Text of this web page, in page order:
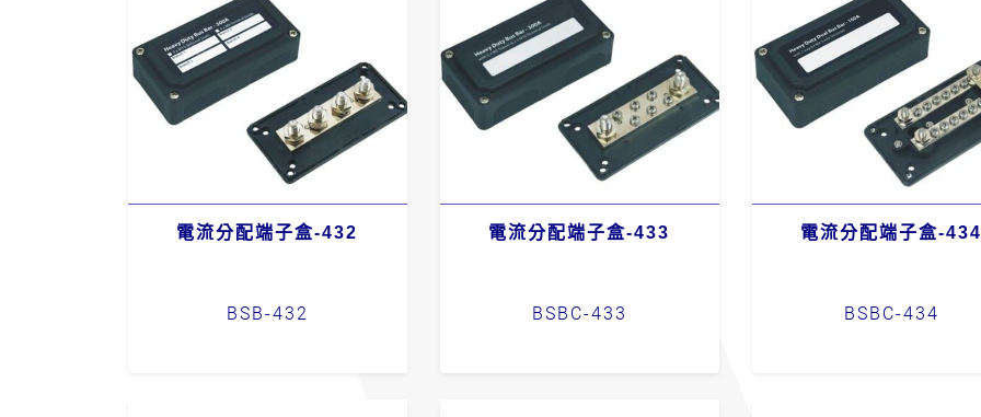
電流分配端子盒-432
BSB-432
電流分配端子盒-433
BSBC-433
電流分配端子盒-
BSBC-434